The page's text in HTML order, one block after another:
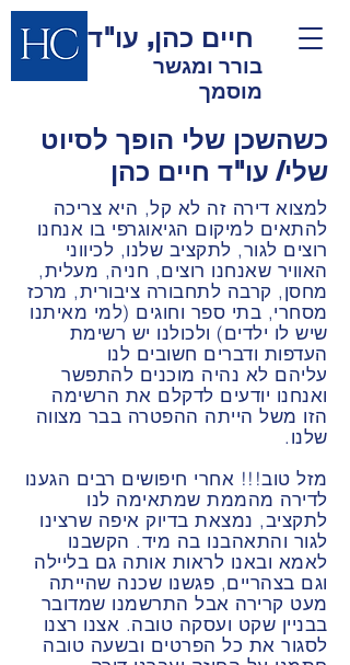
חיים כהן, עו"ד
בורר ומגשר
מוסמך
כשהשכן שלי הופך לסיוט
שלי/ עו"ד חיים כהן
למצוא דירה זה לא קל, היא צריכה
להתאים למיקום הגיאוגרפי בו אנחנו
רוצים לגור, לתקציב שלנו, לכיווני
האוויר שאנחנו רוצים, חניה, מעלית,
מחסן, קרבה לתחבורה ציבורית, מרכז
מסחרי, בתי ספר וחוגים (למי מאיתנו
שיש לו ילדים) ולכולנו יש רשימת
העדפות ודברים חשובים לנו
עליהם לא נהיה מוכנים להתפשר
ואנחנו יודעים לדקלם את הרשימה
הזו משל הייתה ההפטרה בבר מצווה
שלנו.
מזל טוב!!! אחרי חיפושים רבים הגענו
לדירה מהממת שמתאימה לנו
לתקציב, נמצאת בדיוק איפה שרצינו
לגור והתאהבנו בה מיד. הקשבנו
לאמא ובאנו לראות אותה גם בליילה
וגם בצהריים, פגשנו שכנה שהייתה
מעט קרירה אבל התרשמנו שמדובר
בבניין שקט ועסקה טובה. אצנו רצנו
לסגור את כל הפרטים ובשעה טובה